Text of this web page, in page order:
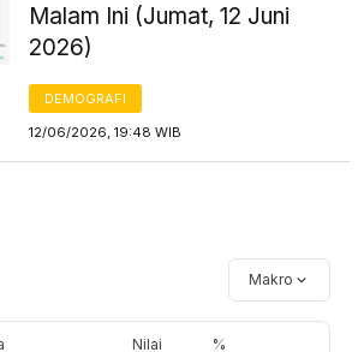
Malam Ini (Jumat, 12 Juni
2026)
DEMOGRAFI
12/06/2026, 19:48 WIB
Makro
Nilai %